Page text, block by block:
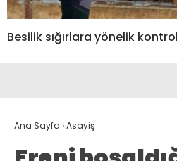
Besilik sığırlara yönelik
Ana Sayfa ›Asayiş